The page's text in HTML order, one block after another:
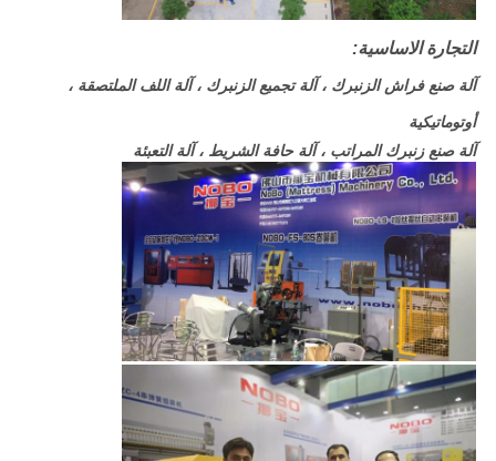
التجارة الاساسية:
آلة صنع فراش الزنبرك ، آلة تجميع الزنبرك ، آلة اللف الملتصقة ،
أوتوماتيكية
آلة صنع زنبرك المراتب ، آلة حافة الشريط ، آلة التعبئة